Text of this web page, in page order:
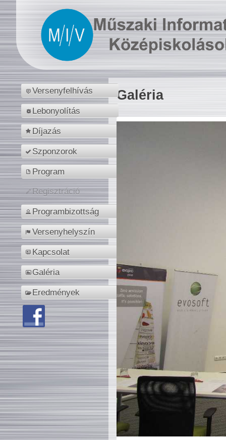
Versenyfelhívás
Lebonyolítás
Díjazás
Szponzorok
Program
Regisztráció
Programbizottság
Versenyhelyszín
Kapcsolat
Galéria
Eredmények
Galéria